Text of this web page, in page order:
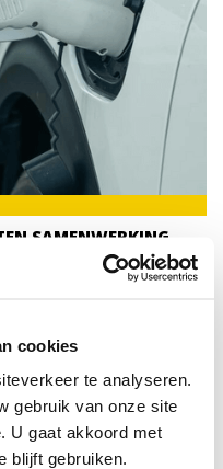
cookies
te analyseren.
gebruik van onze site
U gaat akkoord met
blijft gebruiken.
SAMENWERKING
de Gamma en Karwei,
TRENDS